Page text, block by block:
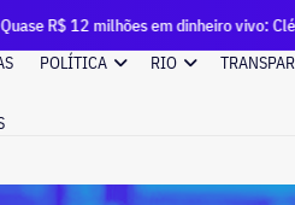
em dinheiro vivo: Clébio Jacaré
POLÍTICA RIO